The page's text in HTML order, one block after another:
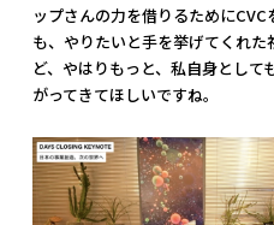
ップさんの力を借りるために
も、やりたいと手を挙げてくれ
ど、やはりもっと、私自身とし
がってきてほしいですね。